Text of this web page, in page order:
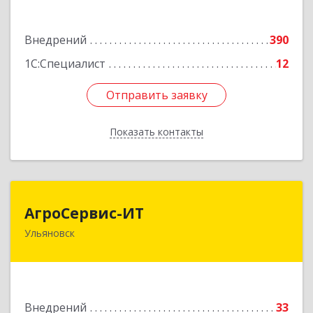
Внедрений
390
1С:Специалист
12
Отправить заявку
Показать контакты
Отправить заявку
Назад
АгроСервис-ИТ
Ульяновск
Внедрений
33